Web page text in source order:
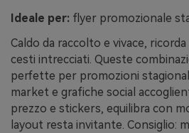
Ideale per: flyer promozionale
Caldo da raccolto e vivace,
cesti intrecciati. Queste
perfette per promozioni
market e grafiche social
prezzo e stickers, equilibra con
layout resta invitante. Consiglio: